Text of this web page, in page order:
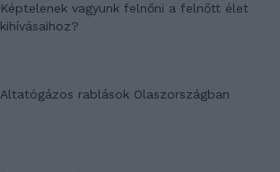
Képtelenek vagyunk felnőni a felnőtt élet
kihívásaihoz?
Altatógázos rablások Olaszországban